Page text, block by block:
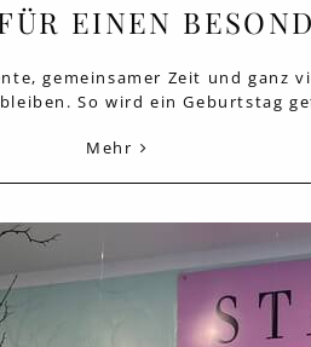
EINEN
gemeinsamer Zeit und ganz
So wird ein Geburtstag
Mehr